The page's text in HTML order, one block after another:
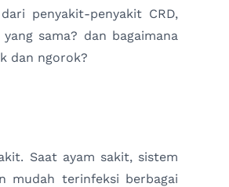
penyakit-penyakit CRD,
sama? dan bagaimana
dan ngorok?
Saat ayam sakit, sistem
mudah terinfeksi berbagai